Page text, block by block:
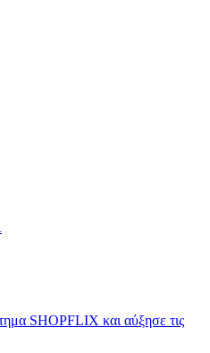
SHOPFLIX και αύξησε τις